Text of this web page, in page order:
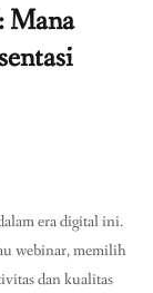
Mana
era digital ini.
webinar, memilih
dan kualitas